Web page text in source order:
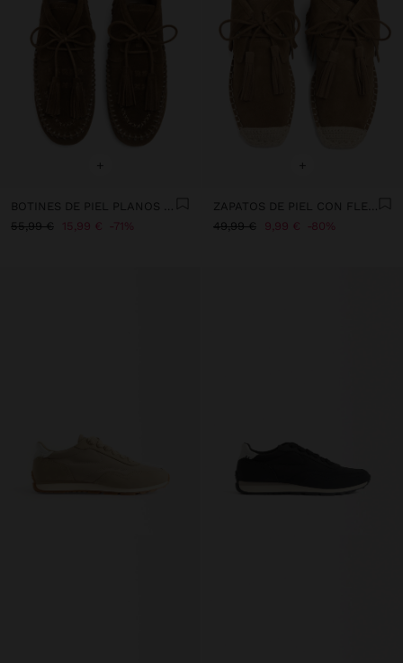
+
BOTINES DE PIEL PLANOS CON FLECOS
55,99 €
15,99 € 71%
+
ZAPATOS DE PIEL CON FLECOS Y YUTE
49,99 €
9,99 € 80%